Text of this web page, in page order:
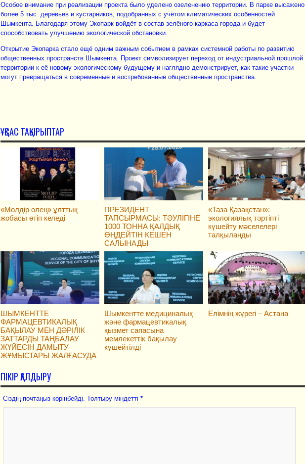
Особое внимание при реализации проекта было уделено озеленению территории. В парке высажено
более 5 тыс. деревьев и кустарников, подобранных с учётом климатических особенностей
Шымкента. Благодаря этому Экопарк войдёт в состав зелёного каркаса города и будет
способствовать улучшению экологической обстановки.
Открытие Экопарка стало ещё одним важным событием в рамках системной работы по развитию
общественных пространств Шымкента. Проект символизирует переход от индустриальной прошлой
территории к её новому экологическому будущему и наглядно демонстрирует, как такие участки
могут превращаться в современные и востребованные общественные пространства.
ҰҚСАС ТАҚЫРЫПТАР
«Мөлдір өлең» ұлттық
жобасы өтіп келеді
ПРЕЗИДЕНТ
ТАПСЫРМАСЫ: ТӘУЛІГІНЕ
1000 ТОННА ҚАЛДЫҚ
ӨҢДЕЙТІН КЕШЕН
САЛЫНАДЫ
«Таза Қазақстан»:
экологиялық тәртіпті
күшейту мәселелері
талқыланды
ШЫМКЕНТТЕ
ФАРМАЦЕВТИКАЛЫҚ
БАҚЫЛАУ МЕН ДӘРІЛІК
ЗАТТАРДЫ ТАҢБАЛАУ
ЖҮЙЕСІН ДАМЫТУ
ЖҰМЫСТАРЫ ЖАЛҒАСУДА
Шымкентте медициналық
және фармацевтикалық
қызмет сапасына
мемлекеттік бақылау
күшейтілді
Елімнің жүрегі – Астана
ПІКІР ҚАЛДЫРУ
Сіздің почтаңыз көрінбейді. Толтыру міндетті *